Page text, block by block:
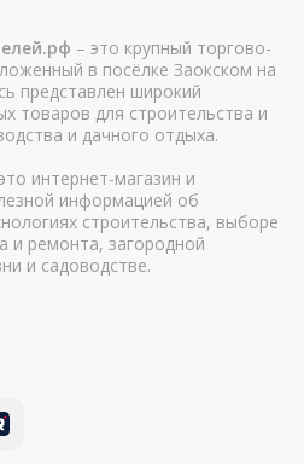
– это крупный торгово-
в посёлке Заокском на
представлен широкий
товаров для строительства и
и дачного отдыха.
интернет-магазин и
информацией об
строительства, выборе
и ремонта, загородной
и садоводстве.